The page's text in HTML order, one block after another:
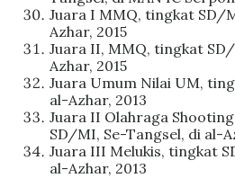
Juara I MMQ, tingkat SD/
Azhar, 2015
Juara II, MMQ, tingkat
Azhar, 2015
Juara Umum Nilai UM,
al-Azhar, 2013
Juara II Olahraga
SD/MI, Se-Tangsel, di al-
Juara III Melukis, tingkat
al-Azhar, 2013